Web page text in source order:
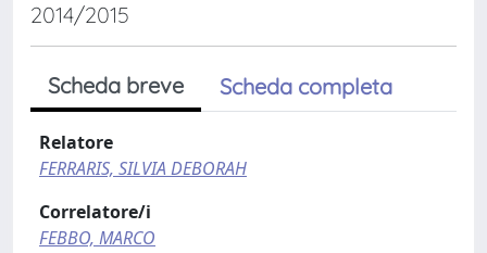
2014/2015
Scheda breve Scheda completa
Relatore
FERRARIS, SILVIA DEBORAH
Correlatore/i
FEBBO, MARCO